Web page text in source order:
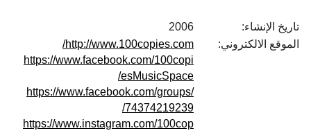
تاريخ الإنشاء:
2006
الموقع الالكتروني:
http://www.100copies.com/
https://www.facebook.com/100copi
esMusicSpace/
https://www.facebook.com/groups/
74374219239/
https://www.instagram.com/100cop